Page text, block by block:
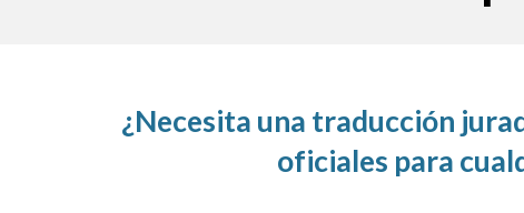
¿Necesita una traducción
oficiales para